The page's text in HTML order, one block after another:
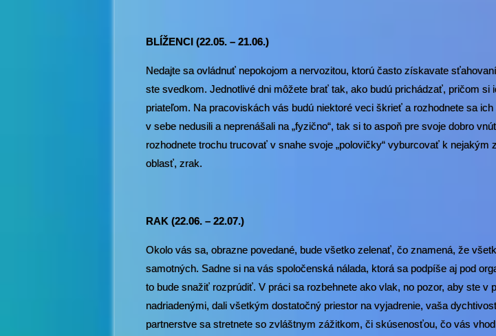
BLÍŽENCI (22.05. – 21.06.)
Nedajte sa ovládnuť nepokojom a nervozitou, ktorú často získavate
ste svedkom. Jednotlivé dni môžete brať tak, ako budú prichádzať, pričom
priateľom. Na pracoviskách vás budú niektoré veci škrieť a rozhodnete sa
v sebe nedusili a neprenášali na „fyzično“, tak si to aspoň pre svoje dobro
rozhodnete trochu trucovať v snahe svoje „polovičky“ vyburcovať k nejakým
oblasť, zrak.
RAK (22.06. – 22.07.)
Okolo vás sa, obrazne povedané, bude všetko zelenať, čo znamená, že
samotných. Sadne si na vás spoločenská nálada, ktorá sa podpíše aj pod
to bude snažiť rozprúdiť. V práci sa rozbehnete ako vlak, no pozor, aby ste v
nadriadenými, dali všetkým dostatočný priestor na vyjadrenie, vaša
partnerstve sa stretnete so zvláštnym zážitkom, či skúsenosťou, čo vás